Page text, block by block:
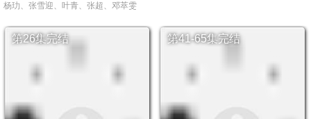
杨玏、张雪迎、叶青、张超、邓萃雯
第26集完结 第41-65集完结